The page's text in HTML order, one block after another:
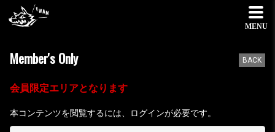
MENU
Member's Only BACK
会員限定エリアとなります
本コンテンツを閲覧するには、ログインが必要です。